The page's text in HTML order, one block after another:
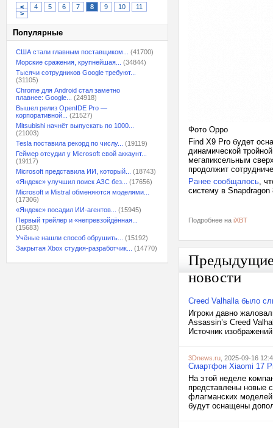
< 4 5 6 7 8 9 10
11
>
Популярные
США стали главным поставщиком...
(41700)
Морские сражения, крупнейшая...
(34844)
Тысячи сотрудников Google требуют...
(31105)
Chrome для Android стал заметно
плавнее: Google...
(24918)
Вышел релиз OpenIDE Pro —
корпоративной...
(21527)
Mitsubishi начнёт выпускать по 1000...
(21003)
Tesla поставила рекорд по числу...
(19119)
Геймер отсудил у Microsoft свой аккаунт...
(19117)
Microsoft представила ИИ, который...
(18743)
«Яндекс» улучшил поиск АЗС без...
(17656)
Microsoft и Mistral обменяются моделями...
(17306)
«Яндекс» посадил ИИ-агентов...
(15945)
Первый трейлер и «непревзойдённая...
(15683)
Учёные нашли способ обрушить...
(15192)
Закрытая Xbox студия-разработчик...
(14770)
Фото Oppo
Find X9 Pro будет
динамической
мегапиксельным
продолжит
Ранее сообщалось,
систему в
Подробнее на iXBT
новости
Creed Valhalla было
Игроки давно
Assassin’s Creed
Источник
3Dnews.ru , 2025-09-16
Смартфон Xiaomi 17
На этой неделе
представлены новые
флагманских
будут оснащены